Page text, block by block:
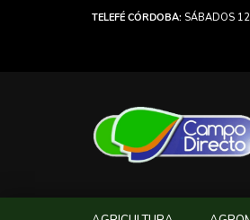
TELEFÉ CÓRDOBA: SÁBADOS